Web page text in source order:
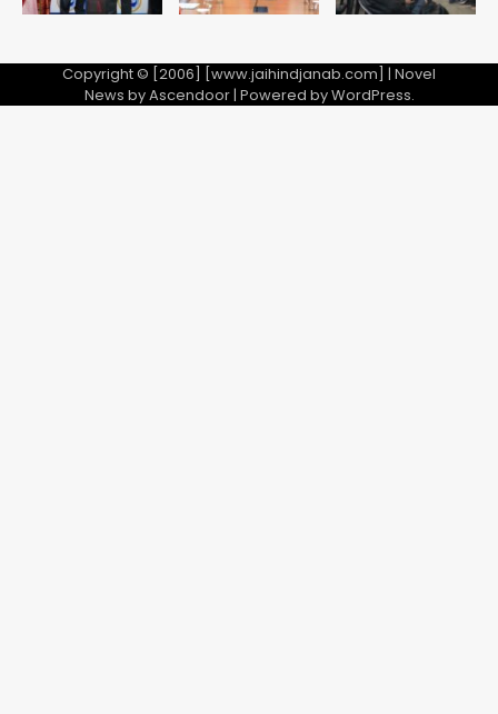
Copyright © [2006] [www.jaihindjanab.com] | Novel
News byAscendoor| Powered byWordPress.